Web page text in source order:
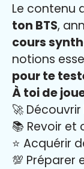
Le contenu
ton BTS,
cours
notions
pour te
À toi de
🚀
📚 Revoir et
⭐️ Acquérir
💯 Préparer